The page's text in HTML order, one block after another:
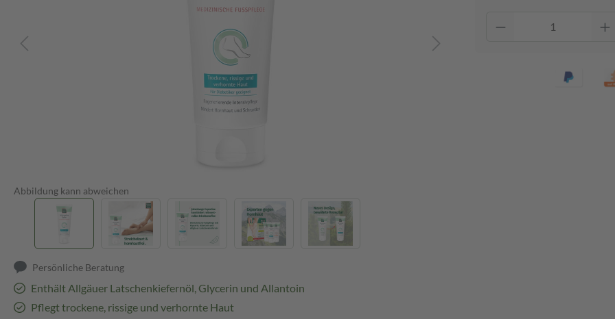
Abbildung kann abweichen
Persönliche Beratung
Enthält Allgäuer Latschenkiefernöl, Glycerin und Allantoin
Pflegt trockene, rissige und verhornte Haut